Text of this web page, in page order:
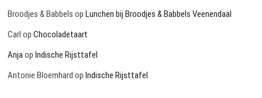
Broodjes & Babbels opLunchen bij Broodjes & Babbels Veenendaal
Carl opChocoladetaart
AnjaopIndische Rijsttafel
Antonie Bloemhard opIndische Rijsttafel